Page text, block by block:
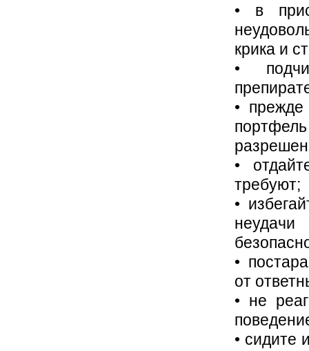
• в
крика и
•
• прежде
•
требуют;
•
неудачи
•
от
• не
• сидите